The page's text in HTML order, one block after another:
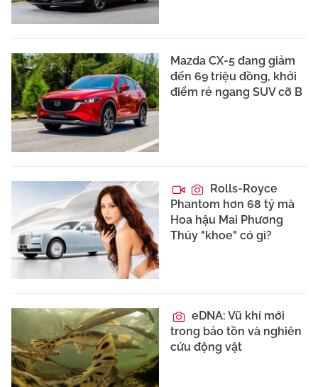
Mazda CX-5 đang giảm
đến 69 triệu đồng, khởi
điểm rẻ ngang SUV cỡ B
Rolls-Royce
Phantom hơn 68 tỷ mà
Hoa hậu Mai Phương
Thúy "khoe" có gì?
eDNA: Vũ khí mới
trong bảo tồn và nghiên
cứu động vật